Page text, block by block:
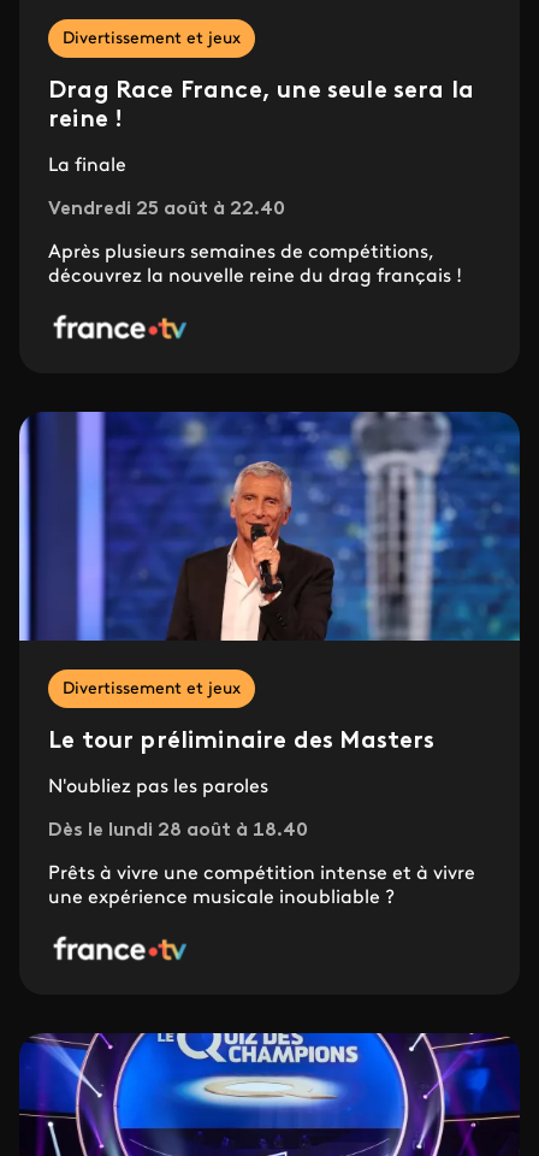
Divertissement et jeux
Drag Race France, une seule sera la
reine !
La finale
Vendredi 25 août à 22.40
Après plusieurs semaines de compétitions,
découvrez la nouvelle reine du drag français !
Divertissement et jeux
Le tour préliminaire des Masters
N'oubliez pas les paroles
Dès le lundi 28 août à 18.40
Prêts à vivre une compétition intense et à vivre
une expérience musicale inoubliable ?